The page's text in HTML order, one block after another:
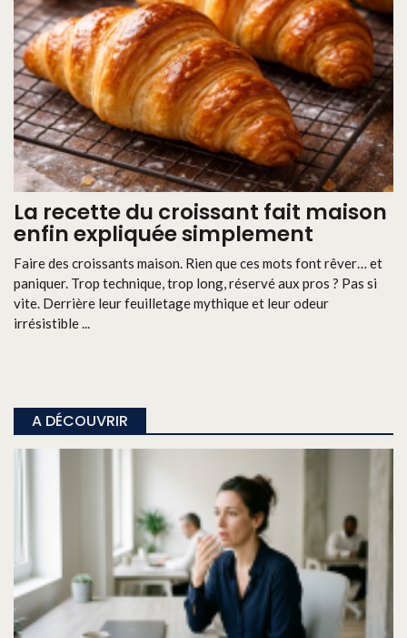
La recette du croissant fait maison
enfin expliquée simplement
Faire des croissants maison. Rien que ces mots font rêver… et
paniquer. Trop technique, trop long, réservé aux pros ? Pas si
vite. Derrière leur feuilletage mythique et leur odeur
irrésistible ...
A DÉCOUVRIR